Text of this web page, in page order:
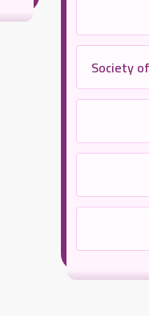
Society